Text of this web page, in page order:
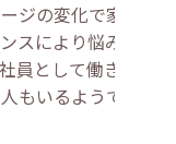
ジの変化で家庭と
スにより悩みやす
員として働き続け
もいるようです。